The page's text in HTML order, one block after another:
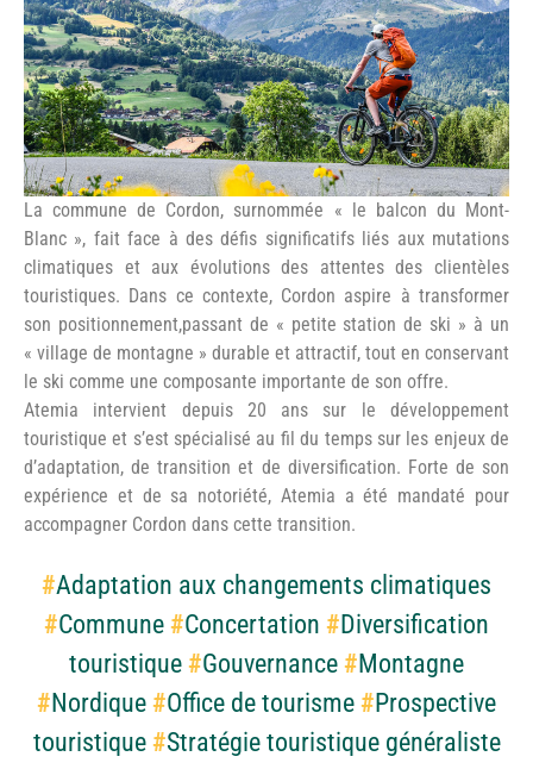
©cordon.fr
La commune de Cordon, surnommée « le balcon du Mont-
Blanc », fait face à des défis significatifs liés aux mutations
climatiques et aux évolutions des attentes des clientèles
touristiques. Dans ce contexte, Cordon aspire à transformer
son positionnement,passant de « petite station de ski » à un
« village de montagne » durable et attractif, tout en conservant
le ski comme une composante importante de son offre.
Atemia intervient depuis 20 ans sur le développement
touristique et s’est spécialisé au fil du temps sur les enjeux de
d’adaptation, de transition et de diversification. Forte de son
expérience et de sa notoriété, Atemia a été mandaté pour
accompagner Cordon dans cette transition.
#Adaptation aux changements climatiques
#Commune #Concertation #Diversification
touristique #Gouvernance #Montagne
#Nordique #Office de tourisme #Prospective
touristique#Stratégie touristique généraliste